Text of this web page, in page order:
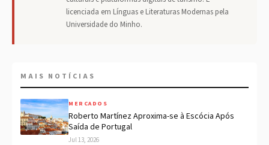
licenciada em Línguas e Literaturas Modernas pela
Universidade do Minho.
MAIS NOTÍCIAS
MERCADOS
Roberto Martínez Aproxima-se à Escócia Após
Saída de Portugal
Jul 13, 2026